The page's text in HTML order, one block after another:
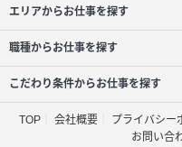
エリアからお仕事を探す
職種からお仕事を探す
こだわり条件からお仕事を探す
TOP 会社概要 プライバシー
お問い合